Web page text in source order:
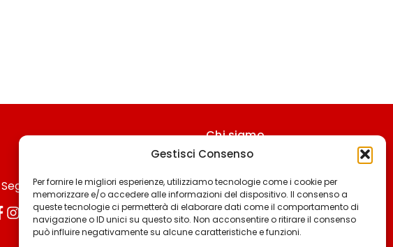
Gestisci Consenso
Per fornire le migliori esperienze, utilizziamo tecnologie come i cookie per
memorizzare e/o accedere alle informazioni del dispositivo. Il consenso a
queste tecnologie ci permetterà di elaborare dati come il comportamento di
navigazione o ID unici su questo sito. Non acconsentire o ritirare il consenso
può influire negativamente su alcune caratteristiche e funzioni.
Seguici
Chi siamo
Contattaci
Termini & Condizioni
Cookie policy
Privacy policy